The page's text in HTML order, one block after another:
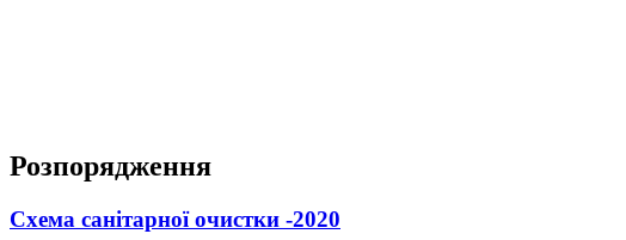
Розпорядження
Схема санітарної очистки -2020